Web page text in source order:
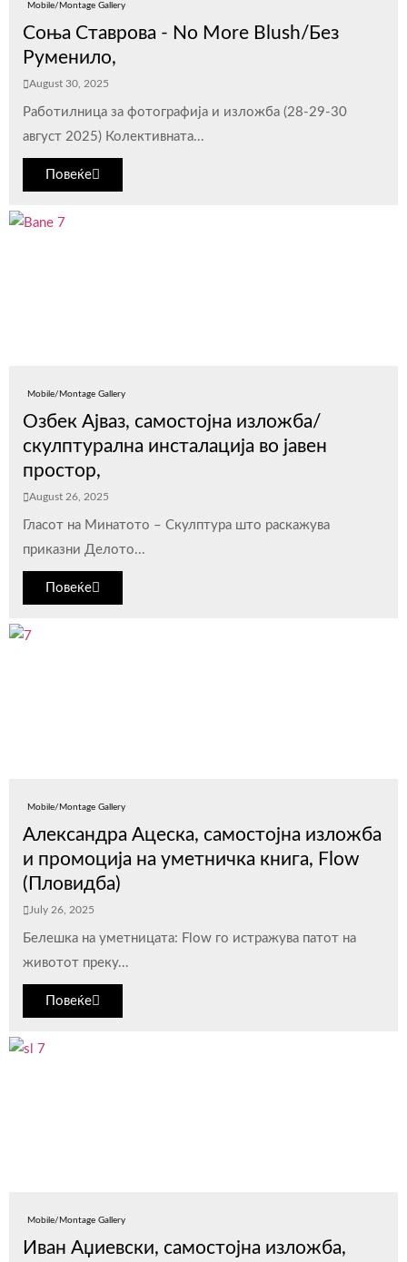
Mobile/Montage Gallery
Соња Ставрова - No More Blush/Без
Руменило,
August 30, 2025
Работилница за фотографија и изложба (28-29-30
август 2025) Колективната...
Повеќе
Mobile/Montage Gallery
Озбек Ајваз, самостојна изложба/
скулптурална инсталација во јавен
простор,
August 26, 2025
Гласот на Минатото – Скулптура што раскажува
приказни Делото...
Повеќе
Mobile/Montage Gallery
Александра Ацеска, самостојна изложба
и промоција на уметничка книга, Flow
(Пловидба)
July 26, 2025
Белешка на уметницата: Flow го истражува патот на
животот преку...
Повеќе
Mobile/Montage Gallery
Иван Аџиевски, самостојна изложба,